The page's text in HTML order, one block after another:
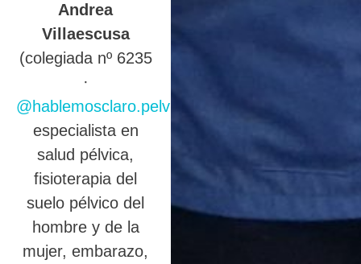
Andrea
Villaescusa
(colegiada nº 6235
·
@hablemosclaro.pelvic
),
especialista en
salud pélvica,
fisioterapia del
suelo pélvico del
hombre y de la
mujer, embarazo,